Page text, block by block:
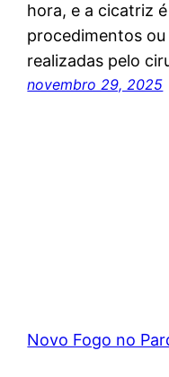
hora, e a cicatriz
procedimentos
realizadas pelo
novembro 29, 2025
Novo Fogo no